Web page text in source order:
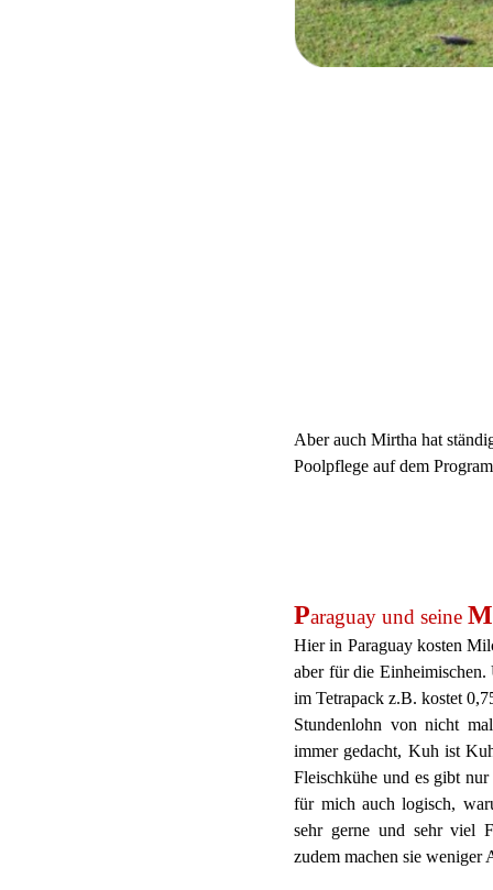
Aber auch Mirtha hat
Poolpflege auf dem
Paraguay und seineM
Hier in Paraguay kosten
aber für die
im Tetrapack z.B. kostet
Stundenlohn von nicht
immer gedacht, Kuh ist
Fleischkühe und es gibt
für mich auch logisch,
sehr gerne und sehr viel
zudem machen sie weniger